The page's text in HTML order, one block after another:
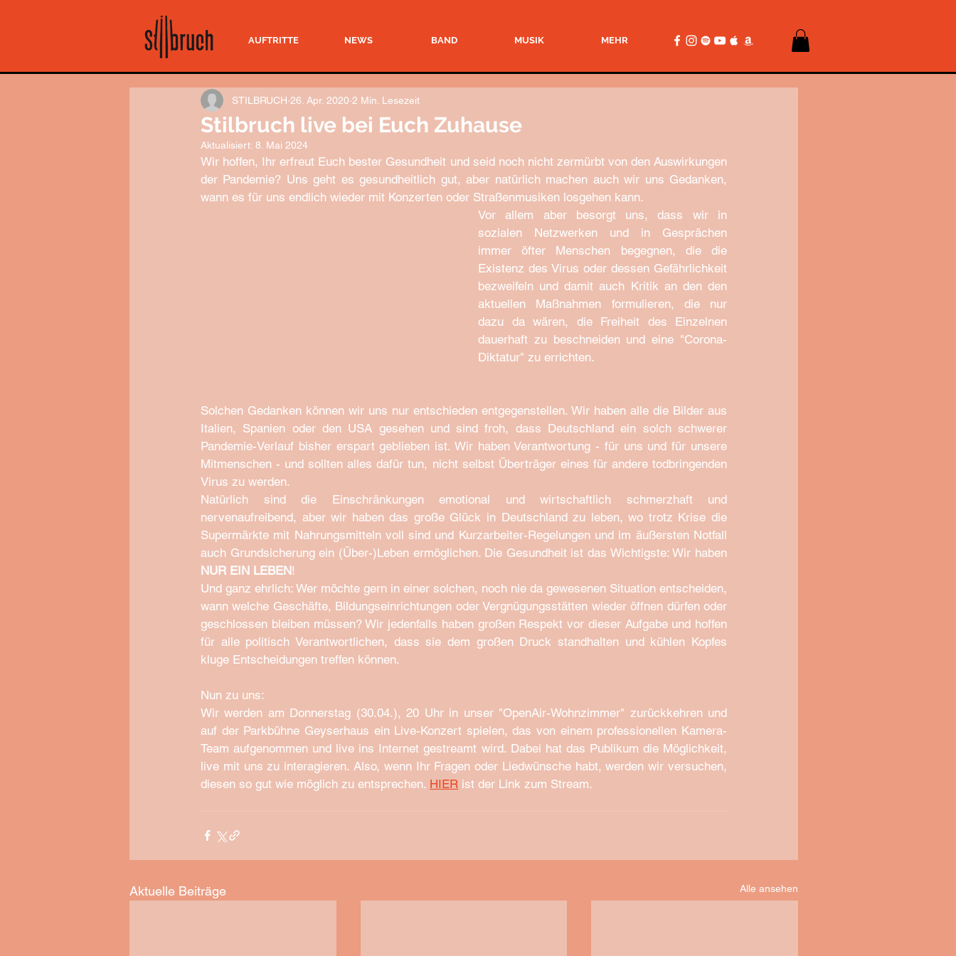
AUFTRITTE NEWS BAND MUSIK MEHR
Stilbruch live bei Euch Zuhause
STILBRUCH 26. Apr. 2020 2 Min. Lesezeit
Aktualisiert: 8. Mai 2024
Wir hoffen, Ihr erfreut Euch bester Gesundheit und seid noch nicht zermürbt von den Auswirkungen
der Pandemie? Uns geht es gesundheitlich gut, aber natürlich machen auch wir uns Gedanken,
wann es für uns endlich wieder mit Konzerten oder Straßenmusiken losgehen kann.
Vor allem aber besorgt uns, dass wir in
sozialen Netzwerken und in Gesprächen
immer öfter Menschen begegnen, die die
Existenz des Virus oder dessen Gefährlichkeit
bezweifeln und damit auch Kritik an den den
aktuellen Maßnahmen formulieren, die nur
dazu da wären, die Freiheit des Einzelnen
dauerhaft zu beschneiden und eine "Corona-
Diktatur" zu errichten.
Solchen Gedanken können wir uns nur entschieden entgegenstellen. Wir haben alle die Bilder aus
Italien, Spanien oder den USA gesehen und sind froh, dass Deutschland ein solch schwerer
Pandemie-Verlauf bisher erspart geblieben ist. Wir haben Verantwortung - für uns und für unsere
Mitmenschen - und sollten alles dafür tun, nicht selbst Überträger eines für andere todbringenden
Virus zu werden.
Natürlich sind die Einschränkungen emotional und wirtschaftlich schmerzhaft und
nervenaufreibend, aber wir haben das große Glück in Deutschland zu leben, wo trotz Krise die
Supermärkte mit Nahrungsmitteln voll sind und Kurzarbeiter-Regelungen und im äußersten Notfall
NUR EIN LEBEN!
Und ganz ehrlich: Wer möchte gern in einer solchen, noch nie da gewesenen Situation entscheiden,
wann welche Geschäfte, Bildungseinrichtungen oder Vergnügungsstätten wieder öffnen dürfen oder
geschlossen bleiben müssen? Wir jedenfalls haben großen Respekt vor dieser Aufgabe und hoffen
für alle politisch Verantwortlichen, dass sie dem großen Druck standhalten und kühlen Kopfes
kluge Entscheidungen treffen können.
Nun zu uns:
Wir werden am Donnerstag (30.04.), 20 Uhr in unser "OpenAir-Wohnzimmer" zurückkehren und
auf der Parkbühne Geyserhaus ein Live-Konzert spielen, das von einem professionellen Kamera-
Team aufgenommen und live ins Internet gestreamt wird. Dabei hat das Publikum die Möglichkeit,
live mit uns zu interagieren. Also, wenn Ihr Fragen oder Liedwünsche habt, werden wir versuchen,
diesen so gut wie möglich zu entsprechen. HIER ist der Link zum Stream.
Aktuelle Beiträge Alle ansehen